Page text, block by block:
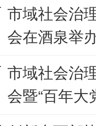
市域社会治
会在酒泉举
市域社会治
会暨“百年